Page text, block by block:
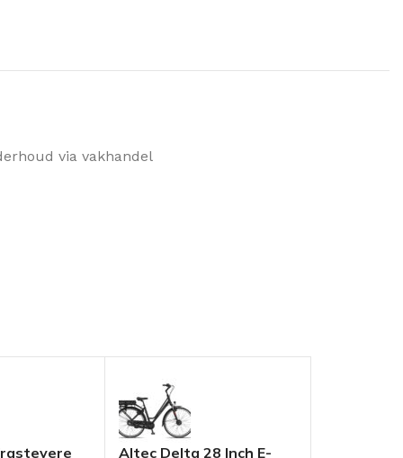
via vakhandel
Altec Delta 28 Inch E-